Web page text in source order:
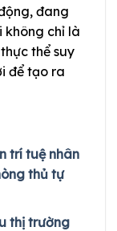
đang
không chỉ là
thể suy
để tạo ra
trí tuệ nhân
thủ tự
thị trường